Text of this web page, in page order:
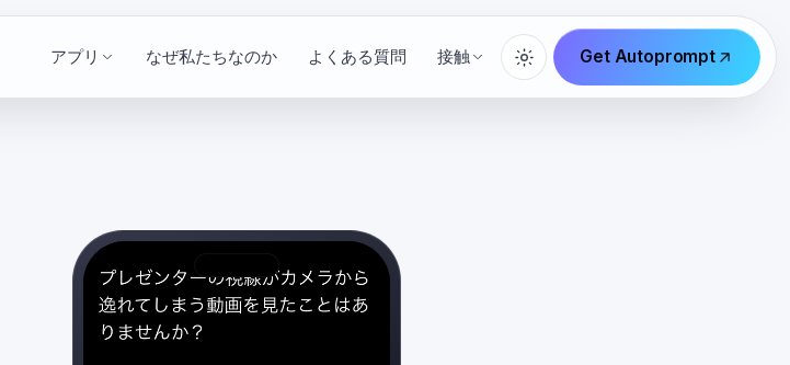
アプリ なぜ私たちなのか よくある質問 接触 Get Autoprompt